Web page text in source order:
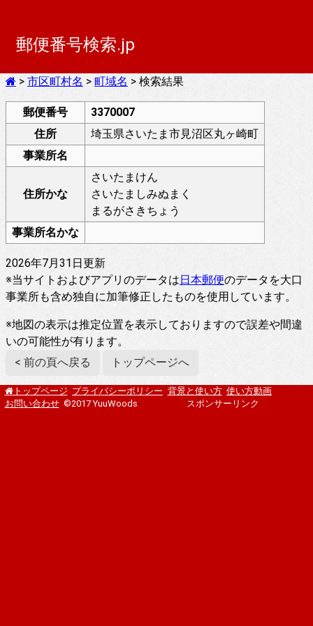
郵便番号検索.jp
> 市区町村名 > 町域名 > 検索結果
郵便番号
3370007
住所
埼玉県さいたま市見沼区丸ヶ崎町
事業所名
住所かな
さいたまけん
さいたましみぬまく
まるがさきちょう
事業所名かな
2026年7月31日更新
※当サイトおよびアプリのデータは日本郵便のデータを大口
事業所も含め独自に加筆修正したものを使用しています。
※地図の表示は推定位置を表示しておりますので誤差や間違
いの可能性が有ります。
< 前の頁へ戻る
トップページへ
トップページ プライバシーポリシー 背景と使い方 使い方動画
お問い合わせ ©2017 YuuWoods スポンサーリンク